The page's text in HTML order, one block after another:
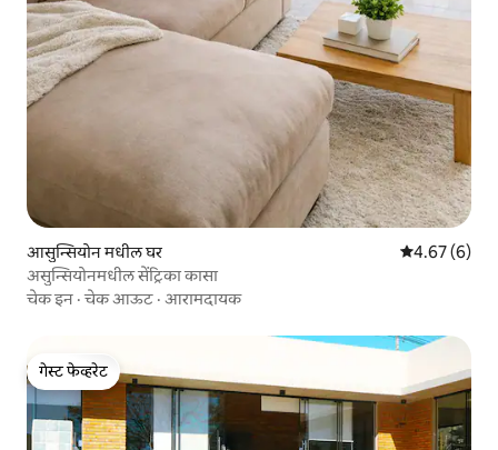
आसुन्सियोन मधील घर 5 पैकी 4.67
4.67 (6)
असुन्सियोनमधील सेंट्रिका कासा
चेक इन ·चेक आऊट · आरामदायक
गेस्ट फेव्हरेट
गेस्ट फेव्हरेट